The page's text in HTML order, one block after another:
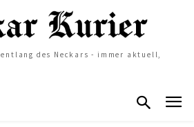
des Neckars - immer aktuell,